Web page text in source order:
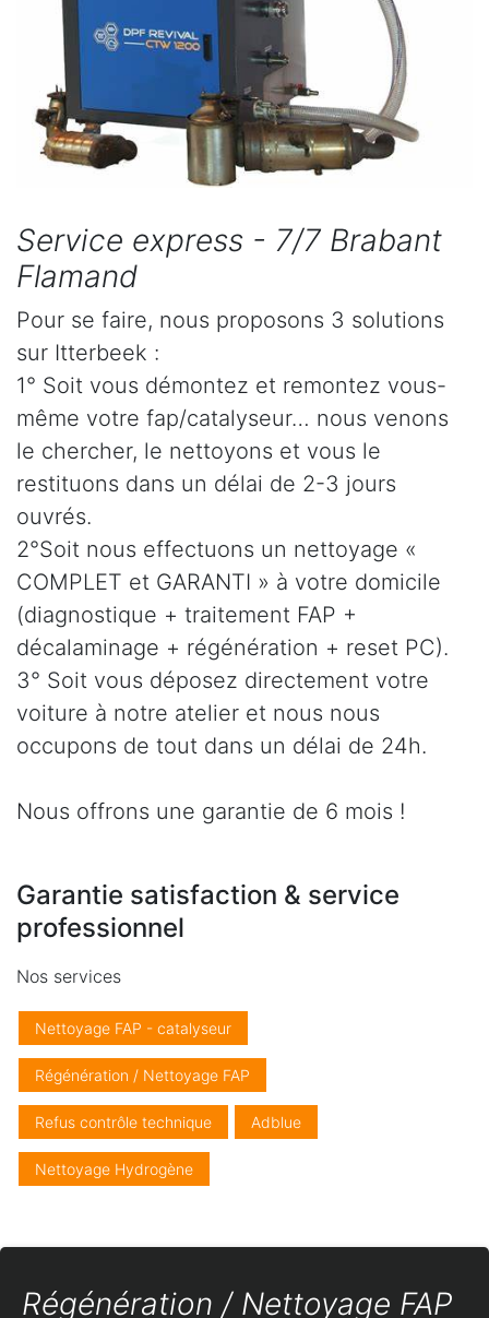
Service express - 7/7 Brabant
Flamand
Pour se faire, nous proposons 3 solutions
sur Itterbeek :
1° Soit vous démontez et remontez vous-
même votre fap/catalyseur… nous venons
le chercher, le nettoyons et vous le
restituons dans un délai de 2-3 jours
ouvrés.
2°Soit nous effectuons un nettoyage «
COMPLET et GARANTI » à votre domicile
(diagnostique + traitement FAP +
décalaminage + régénération + reset PC).
3° Soit vous déposez directement votre
voiture à notre atelier et nous nous
occupons de tout dans un délai de 24h.
Nous offrons une garantie de 6 mois !
Garantie satisfaction & service
professionnel
Nos services
Nettoyage FAP - catalyseur
Régénération / Nettoyage FAP
Refus contrôle technique Adblue
Nettoyage Hydrogène
Régénération / Nettoyage FAP